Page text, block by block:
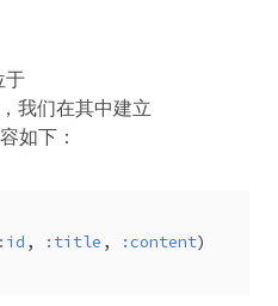
于
我们在其中建立
如下：
:id , :title , :content)